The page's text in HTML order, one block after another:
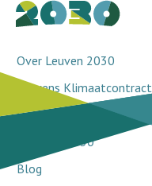
Over Leuven 2030
Leuvens Klimaatcontract
Doorbraakprojecten
Netwerk 2030
Blog